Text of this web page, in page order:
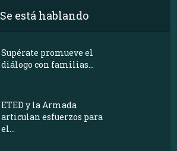
Se está hablando
Supérate promueve el
diálogo con familias...
ETED y la Armada
articulan esfuerzos para
el...